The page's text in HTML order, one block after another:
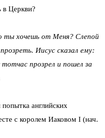
в Церкви?
ты хочешь от Меня? Слепой
Иисус сказал ему:
прозрел и пошел за
английских
с королем Иаковом I (нач.